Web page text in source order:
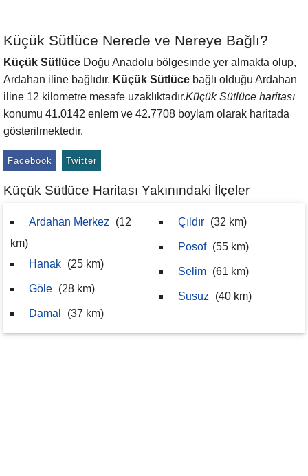
Küçük Sütlüce Nerede ve Nereye Bağlı?
Küçük Sütlüce Doğu Anadolu bölgesinde yer almakta olup,
Ardahan iline bağlıdır. Küçük Sütlüce bağlı olduğu Ardahan
iline 12 kilometre mesafe uzaklıktadır.Küçük Sütlüce haritası
konumu 41.0142 enlem ve 42.7708 boylam olarak haritada
gösterilmektedir.
Facebook Twitter
Küçük Sütlüce Haritası Yakınındaki İlçeler
Ardahan Merkez
(12
km)
Hanak (25 km)
Göle (28 km)
Damal (37 km)
Çıldır (32 km)
Posof (55 km)
Selim (61 km)
Susuz (40 km)